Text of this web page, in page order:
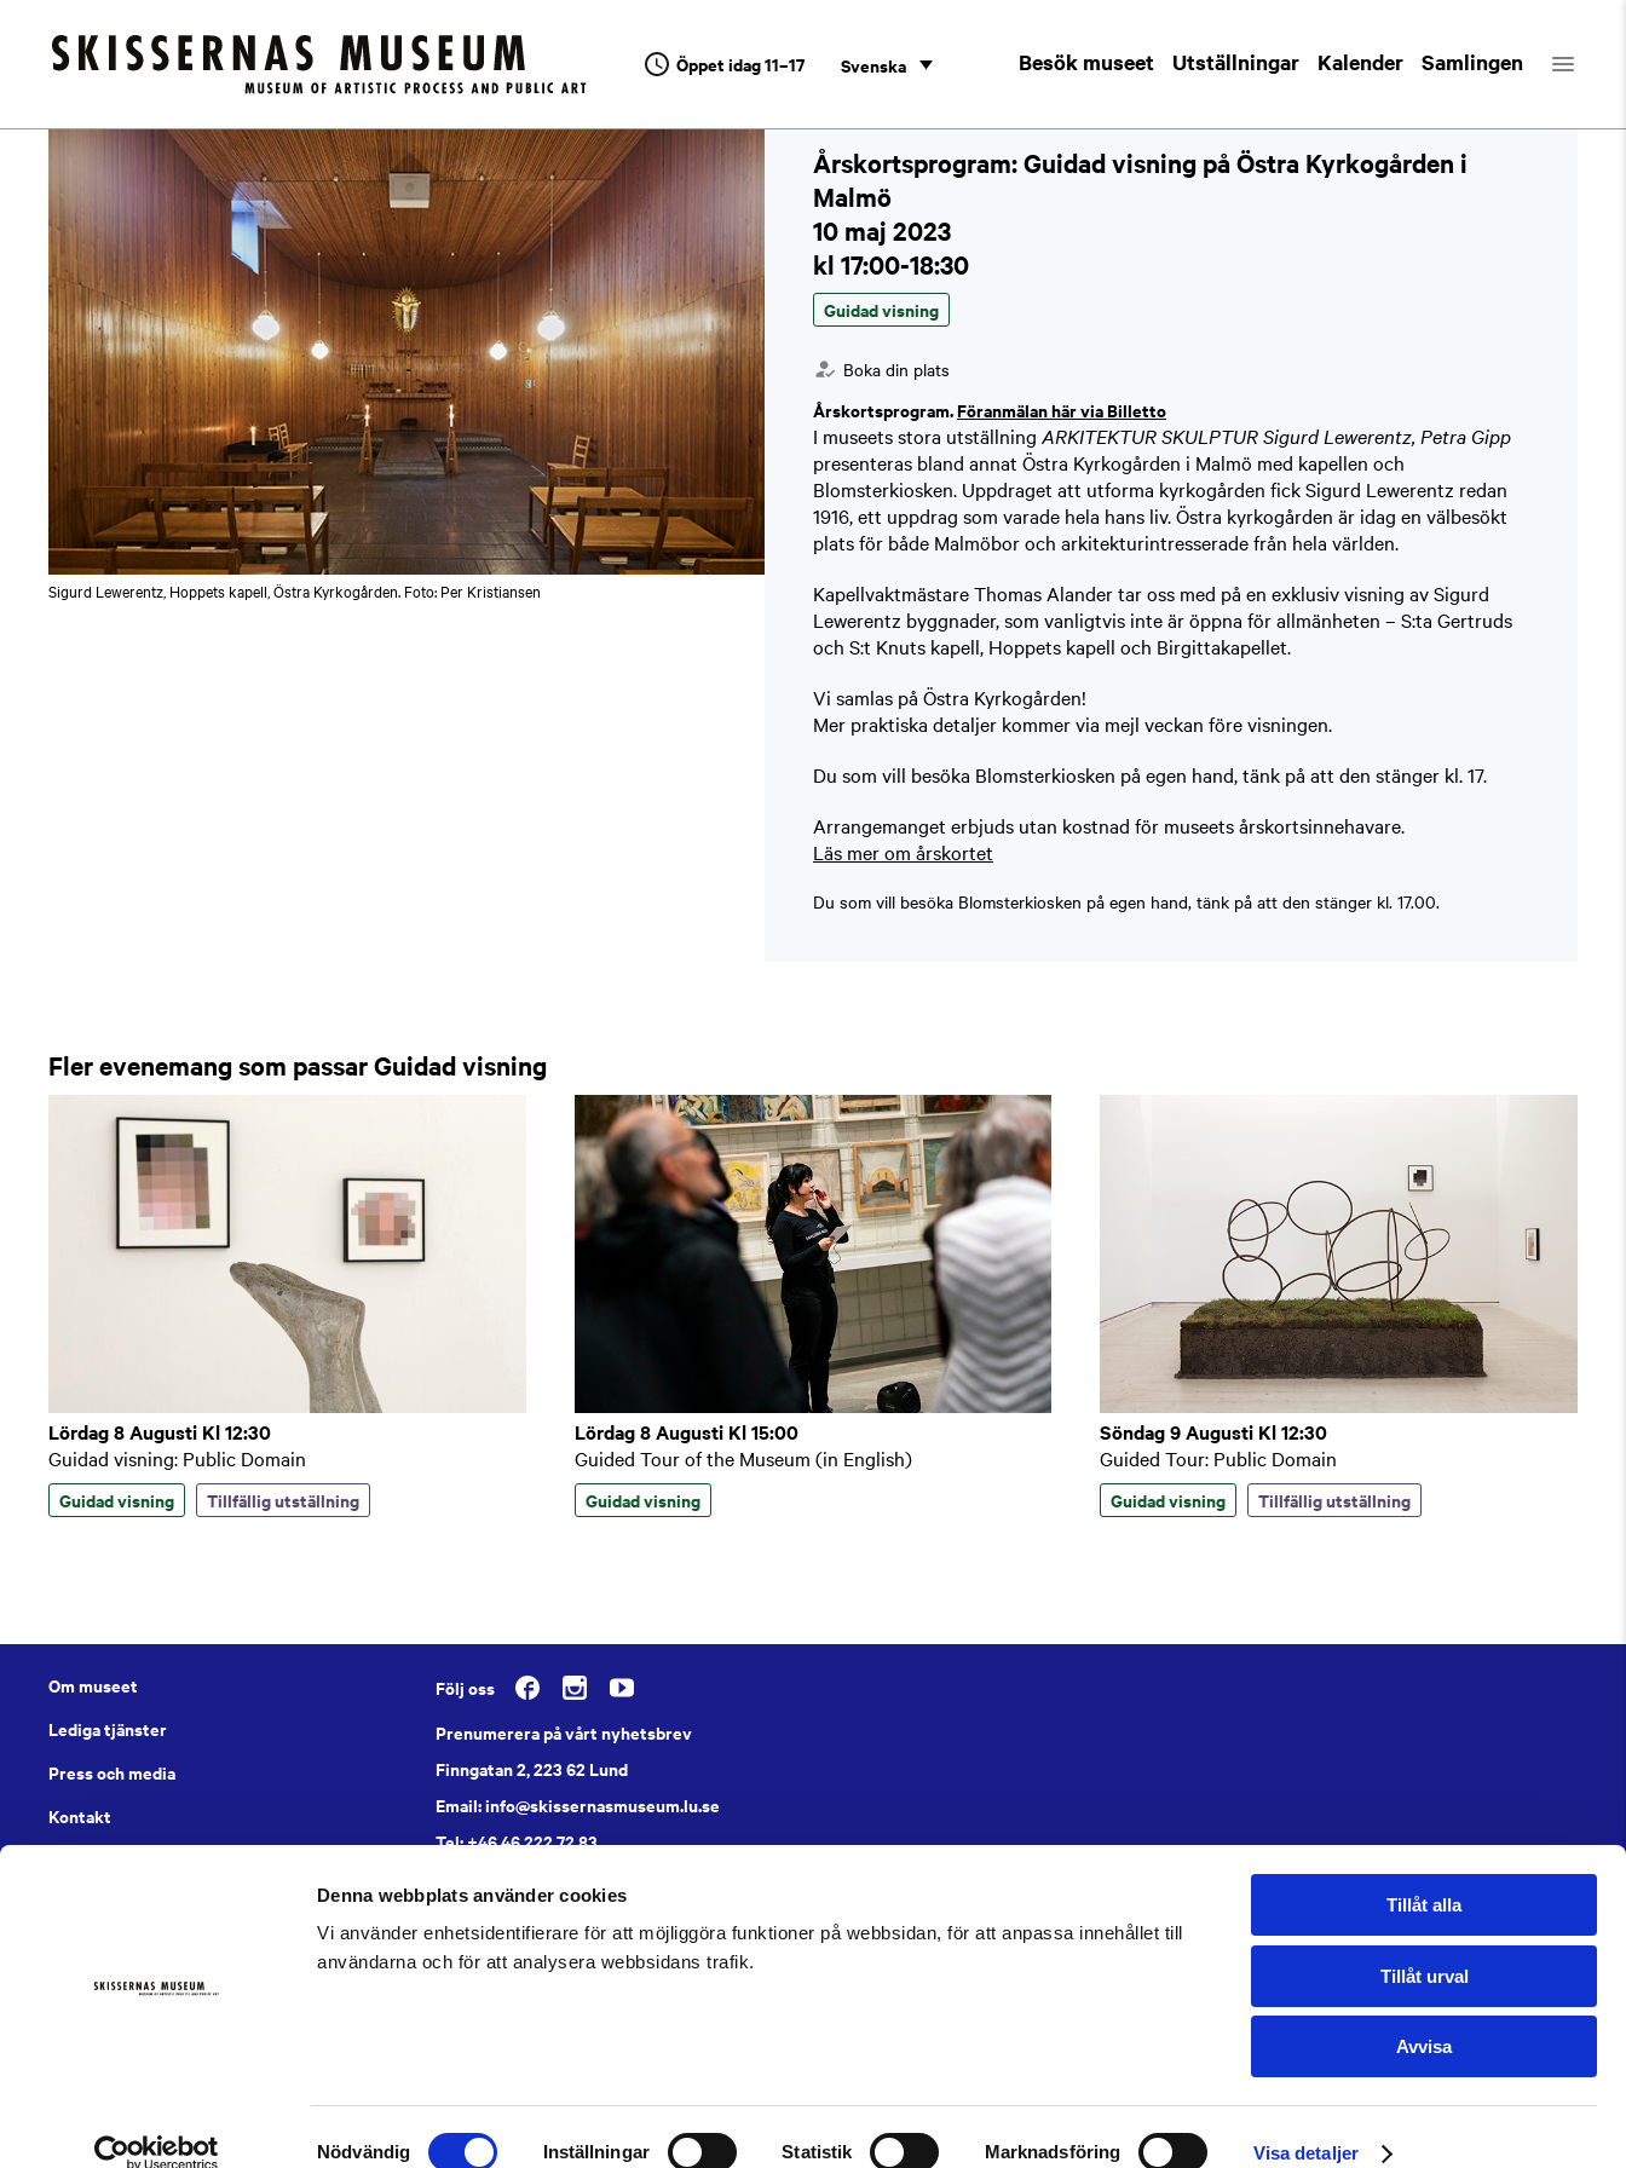
Denna webbplats använder cookies
Vi använder enhetsidentifierare för att möjliggöra funktioner på webbsidan, för att anpassa innehållet till
användarna och för att analysera webbsidans trafik.
Samtyckesval
Nödvändig Inställningar Statistik Marknadsföring Visa detaljer
Tillåt alla
Tillåt urval
Avvisa
Öppet idag 11–17 Svenska Besök museet Utställningar Kalender Samlingen
Kalender / Årskortsprogram: Guidad visning på Östra Kyrkogården i Malmö
Sigurd Lewerentz, Hoppets kapell, Östra Kyrkogården. Foto: Per Kristiansen
Årskortsprogram: Guidad visning på Östra Kyrkogården i
Malmö
10 maj 2023
kl 17:00-18:30
Guidad visning
Boka din plats
Årskortsprogram.Föranmälan här via Billetto
I museets stora utställning ARKITEKTUR SKULPTUR Sigurd Lewerentz, Petra Gipp
presenteras bland annat Östra Kyrkogården i Malmö med kapellen och
Blomsterkiosken. Uppdraget att utforma kyrkogården fick Sigurd Lewerentz redan
1916, ett uppdrag som varade hela hans liv. Östra kyrkogården är idag en välbesökt
plats för både Malmöbor och arkitekturintresserade från hela världen.
Kapellvaktmästare Thomas Alander tar oss med på en exklusiv visning av Sigurd
Lewerentz byggnader, som vanligtvis inte är öppna för allmänheten – S:ta Gertruds
och S:t Knuts kapell, Hoppets kapell och Birgittakapellet.
Vi samlas på Östra Kyrkogården!
Mer praktiska detaljer kommer via mejl veckan före visningen.
Du som vill besöka Blomsterkiosken på egen hand, tänk på att den stänger kl. 17.
Arrangemanget erbjuds utan kostnad för museets årskortsinnehavare.
Läs mer om årskortet
Du som vill besöka Blomsterkiosken på egen hand, tänk på att den stänger kl. 17.00.
Fler evenemang som passar Guidad visning
Lördag 8 Augusti Kl 12:30
Guidad visning: Public Domain
Guidad visning Tillfällig utställning
Lördag 8 Augusti Kl 15:00
Guided Tour of the Museum (in English)
Guidad visning
Söndag 9 Augusti Kl 12:30
Guided Tour: Public Domain
Guidad visning Tillfällig utställning
Om museet
Lediga tjänster
Press och media
Kontakt
Följ oss
Prenumerera på vårt nyhetsbrev
Finngatan 2, 223 62 Lund
Email: info@skissernasmuseum.lu.se
Tel: +46 46 222 72 83